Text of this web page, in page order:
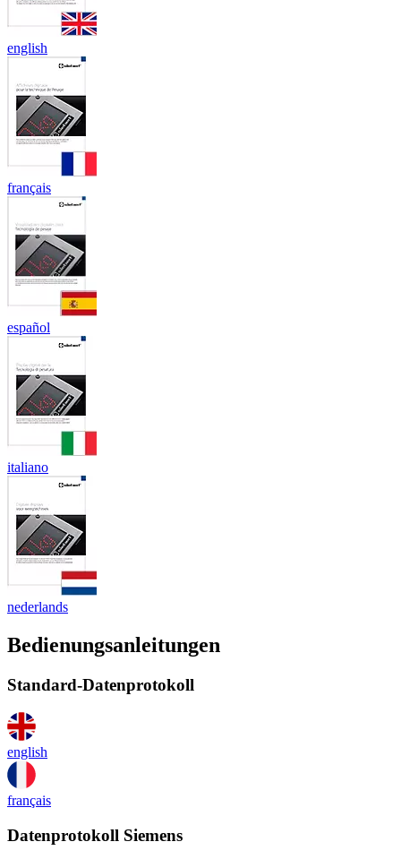
english
français
español
italiano
nederlands
Bedienungsanleitungen
Standard-Datenprotokoll
english
français
Datenprotokoll Siemens